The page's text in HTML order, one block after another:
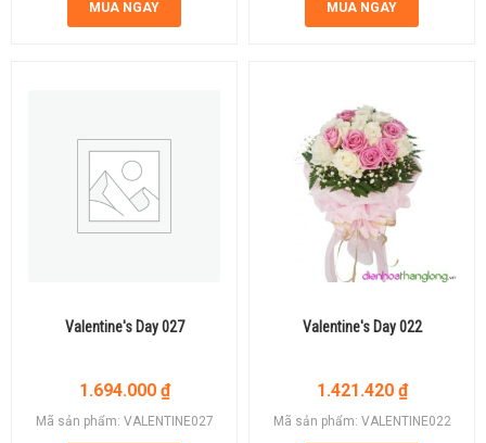
MUA NGAY MUA NGAY
Valentine's Day 027
1.694.000 ₫
Mã sản phẩm: VALENTINE027
Valentine's Day 022
1.421.420 ₫
Mã sản phẩm: VALENTINE022